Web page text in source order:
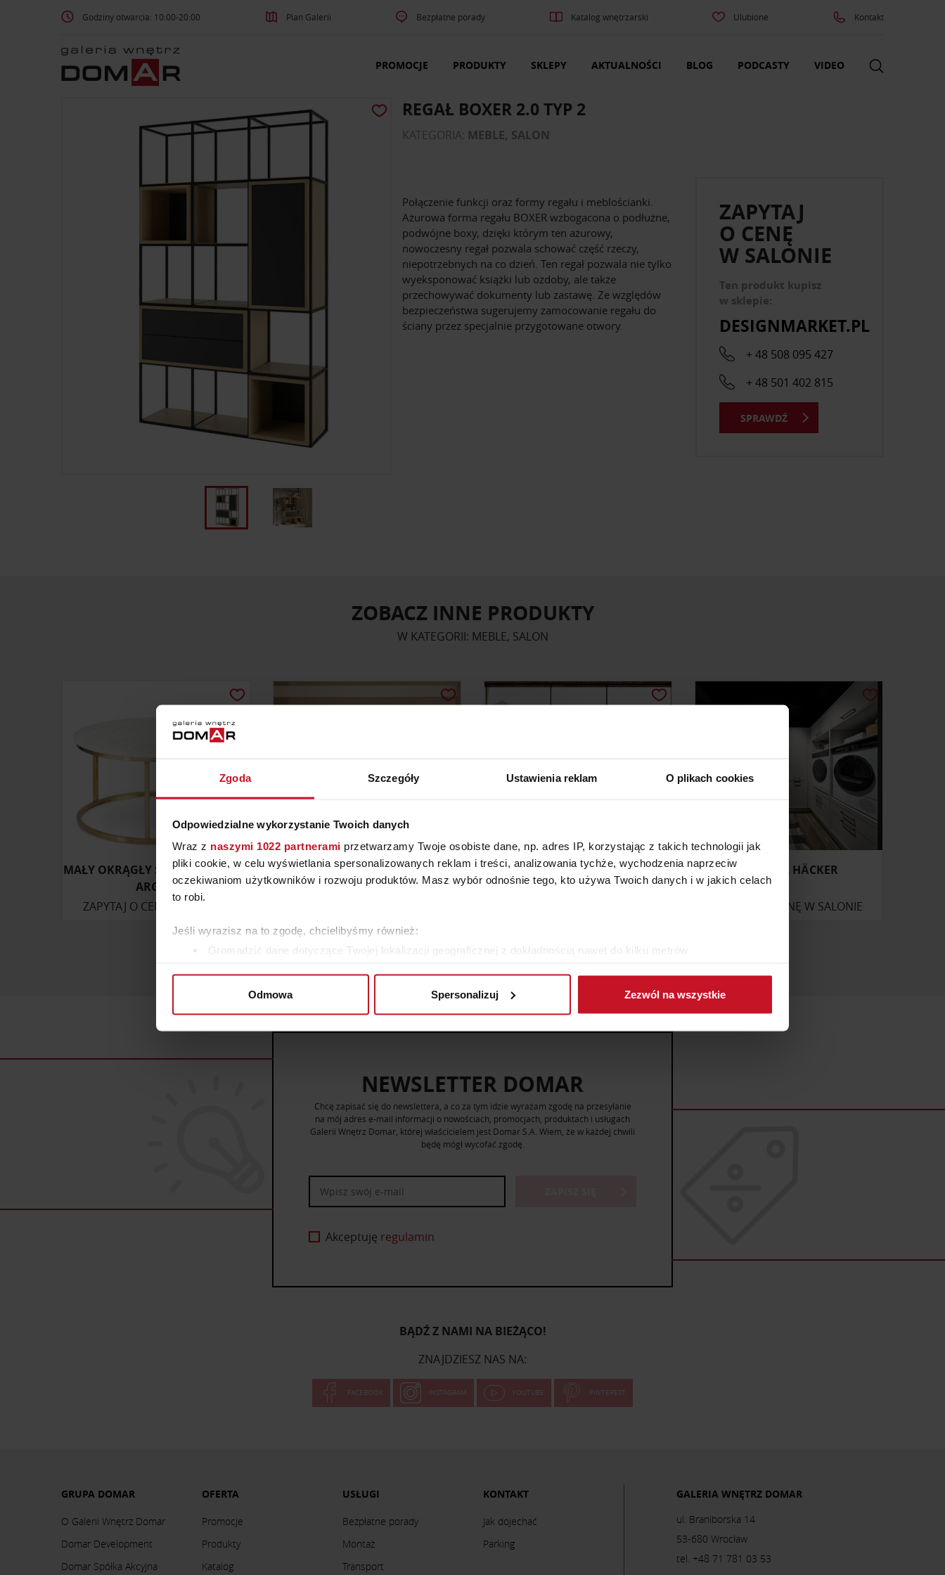
Zgoda Szczegóły Ustawienia reklam O plikach cookies
Odpowiedzialne wykorzystanie Twoich danych
Wraz z naszymi 1022 partnerami przetwarzamy Twoje osobiste dane, np. adres IP, korzystając z takich technologii jak
pliki cookie, w celu wyświetlania spersonalizowanych reklam i treści, analizowania tychże, wychodzenia naprzeciw
oczekiwaniom użytkowników i rozwoju produktów. Masz wybór odnośnie tego, kto używa Twoich danych i w jakich celach
to robi.
Jeśli wyrazisz na to zgodę, chcielibyśmy również:
Gromadzić dane dotyczące Twojej lokalizacji geograficznej z dokładnością nawet do kilku metrów
Dowiedz się więcej odnośnie tego, jak Twoje osobiste dane są przetwarzane oraz ustaw własne preferencje w
reklamowym i analitycznym. Partnerzy mogą połączyć te informacje z innymi danymi otrzymanymi od Ciebie lub
uzyskanymi podczas korzystania z ich usług.
Odmowa Spersonalizuj Zezwól na wszystkie
Godziny otwarcia: 10:00-20:00 Plan Galerii Bezpłatne porady Katalog wnętrzarski Ulubione Kontakt
PROMOCJE PRODUKTY SKLEPY AKTUALNOŚCI BLOG PODCASTY VIDEO
REGAŁ BOXER 2.0 TYP 2
KATEGORIA: MEBLE, SALON
Połączenie funkcji oraz formy regału i meblościanki.
Ażurowa forma regału BOXER wzbogacona o podłużne,
podwójne boxy, dzięki którym ten ażurowy,
nowoczesny regał pozwala schować część rzeczy,
niepotrzebnych na co dzień. Ten regał pozwala nie tylko
wyeksponować książki lub ozdoby, ale także
przechowywać dokumenty lub zastawę. Ze względów
bezpieczeństwa sugerujemy zamocowanie regału do
ściany przez specjalnie przygotowane otwory.
ZAPYTAJ
O CENĘ
W SALONIE
Ten produkt kupisz
w sklepie:
DESIGNMARKET.PL
+ 48 508 095 427
+ 48 501 402 815
SPRAWDŹ
ZOBACZ INNE PRODUKTY
W KATEGORII: MEBLE, SALON
MAŁY OKRĄGŁY STOLIK KAWOWY
ARGAN
ZAPYTAJ O CENĘ W SALONIE
SZAFA 4 YOU FRESH SOFA AMALFI PRALNIA HÄCKER
ZAPYTAJ O CENĘ W SALONIE
NEWSLETTER DOMAR
Chcę zapisać się do newslettera, a co za tym idzie wyrażam zgodę na przesyłanie
na mój adres e-mail informacji o nowościach, promocjach, produktach i usługach
Galerii Wnętrz Domar, której właścicielem jest Domar S.A. Wiem, że w każdej chwili
będę mógł wycofać zgodę.
Akceptuję regulamin
BĄDŹ Z NAMI NA BIEŻĄCO!
ZNAJDZIESZ NAS NA:
FACEBOOK INSTAGRAM YOUTUBE PINTEREST
GRUPA DOMAR
O Galerii Wnętrz Domar
Domar Development
Domar Spółka Akcyjna
OFERTA
Promocje
Produkty
Katalog
USŁUGI
Bezpłatne porady
Montaż
Transport
KONTAKT
Jak dojechać
Parking
GALERIA WNĘTRZ DOMAR
ul. Braniborska 14
53-680 Wrocław
tel. +48 71 781 03 53